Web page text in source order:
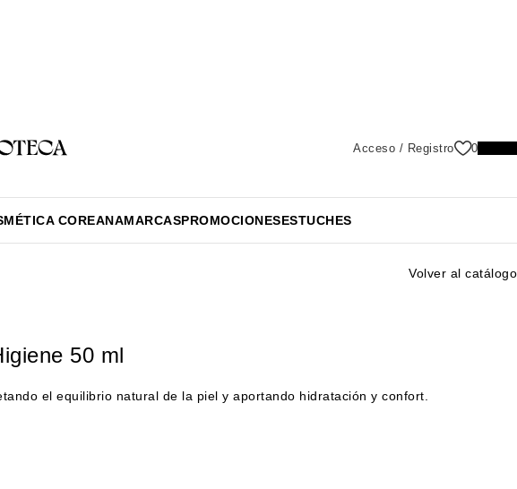
Acceso / Registro 0
COREANAMARCASPROMOCIONESESTUCHES
Volver al catálogo
50 ml
el equilibrio natural de la piel y aportando hidratación y confort.